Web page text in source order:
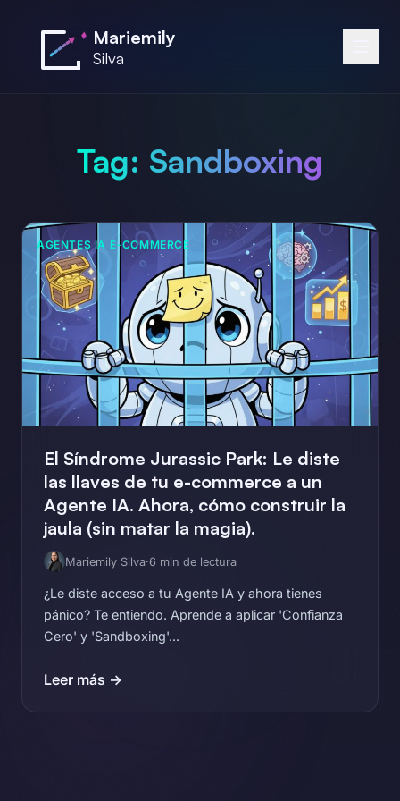
Mariemily
Silva
Tag: Sandboxing
AGENTES IA E-COMMERCE
El Síndrome Jurassic Park: Le diste
las llaves de tu e-commerce a un
Agente IA. Ahora, cómo construir la
jaula (sin matar la magia).
Mariemily Silva·6 min de lectura
¿Le diste acceso a tu Agente IA y ahora tienes
pánico? Te entiendo. Aprende a aplicar 'Confianza
Cero' y 'Sandboxing'...
Leer más →